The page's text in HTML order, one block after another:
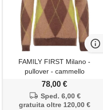
FAMILY FIRST Milano -
pullover - cammello
78,00 €
Sped. 6,00 €
gratuita oltre 120,00 €